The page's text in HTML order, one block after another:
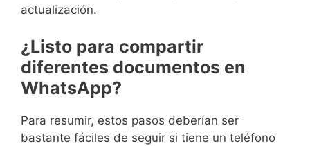
actualización.
¿Listo para compartir
diferentes documentos en
WhatsApp?
Para resumir, estos pasos deberían ser
bastante fáciles de seguir si tiene un teléfono